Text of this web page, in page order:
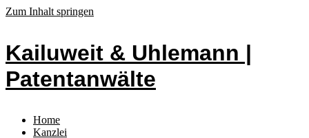
Zum Inhalt springen
Kailuweit & Uhlemann |
Patentanwälte
Home
Kanzlei